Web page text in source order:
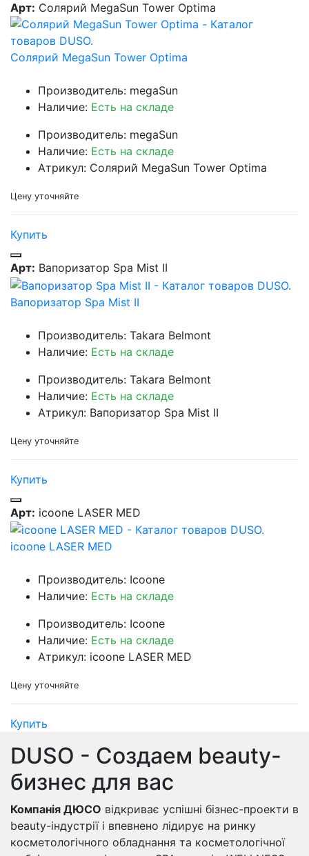
Арт: Солярий MegaSun Tower Optima
Солярий MegaSun Tower Optima
Производитель: megaSun
Наличие: Есть на складе
Производитель: megaSun
Наличие: Есть на складе
Атрикул: Солярий MegaSun Tower Optima
Цену уточняйте
Купить
Арт: Вапоризатор Spa Mist II
Вапоризатор Spa Mist II
Производитель: Takara Belmont
Наличие: Есть на складе
Производитель: Takara Belmont
Наличие: Есть на складе
Атрикул: Вапоризатор Spa Mist II
Цену уточняйте
Купить
Арт: icoone LASER MED
icoone LASER MED
Производитель: Icoone
Наличие: Есть на складе
Производитель: Icoone
Наличие: Есть на складе
Атрикул: icoone LASER MED
Цену уточняйте
Купить
DUSO - Создаем beauty-
бизнес для вас
Компанія ДЮСО відкриває успішні бізнес-проекти в
beauty-індустрії і впевнено лідирує на ринку
косметологічного обладнання та косметологічної